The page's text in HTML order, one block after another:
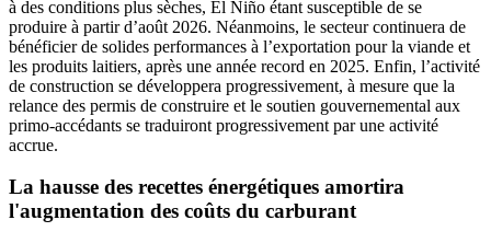
à des conditions plus sèches, El Niño étant susceptible de se
produire à partir d’août 2026. Néanmoins, le secteur continuera de
bénéficier de solides performances à l’exportation pour la viande et
les produits laitiers, après une année record en 2025. Enfin, l’activité
de construction se développera progressivement, à mesure que la
relance des permis de construire et le soutien gouvernemental aux
primo-accédants se traduiront progressivement par une activité
accrue.
La hausse des recettes énergétiques amortira
l'augmentation des coûts du carburant